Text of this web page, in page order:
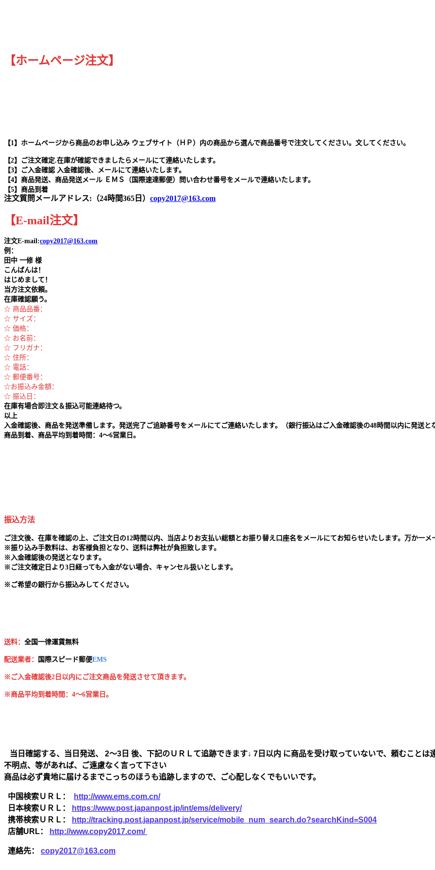
【ホームページ注文】
【1】ホームページから商品のお申し込み ウェブサイト（ＨＰ）内の商品から選んで商品番号で注文してください。文してください。
【2】ご注文確定.在庫が確認できましたらメールにて連絡いたします。
【3】ご入金確認 入金確認後、メールにて連絡いたします。
【4】商品発送、商品発送メール ＥＭＳ（国際速達郵便）問い合わせ番号をメールで連絡いたします。
【5】商品到着
注文質問メールアドレス:（24時間365日） copy2017@163.com
【E-mail注文】
注文E-mail:copy2017@163.com
例：
田中 一修 様
こんばんは！
はじめまして！
当方注文依頼。
在庫確認願う。
☆ 商品品番：
☆ サイズ：
☆ 価格：
☆ お名前：
☆ フリガナ：
☆ 住所：
☆ 電話：
☆ 郵便番号：
☆お振込み金額：
☆ 振込日：
在庫有場合即注文＆振込可能連絡待つ。
以上
入金確認後、商品を発送準備します。発送完了ご追跡番号をメールにてご連絡いたします。（銀行振込はご入金確認後の48時間以内に発送と
商品到着、商品平均到着時間：4～6営業日。
振込方法
ご注文後、在庫を確認の上、ご注文日の12時間以内、当店よりお支払い総額とお振り替え口座名をメールにてお知らせいたします。万か一メ
※振り込み手数料は、お客様負担となり、送料は弊社が負担致します。
※ 入金確認後の発送となります。
※ ご注文確定日より3日経っても入金がない場合、キャンセル扱いとします。
※ ご希望の銀行から振込みしてください。
送料： 全国一律運賃無料
配送業者： 国 際スピード郵便EMS
※ご入金確認後2日以内にご注文商品を発送させて頂きます。
※商品平均到着時間：4～6営業日。
当日確認する、当日発送、 2～3日 後、下記のＵＲＬて追跡できます↓ 7日以内 に商品を受け取っていないで、頼むこと
不明点、等があれば、ご遠慮なく言って下さい
商品は必ず貴地に届けるまでこっちのほうも追跡しますので、ご心配しなくでもいいです。
中国検索ＵＲＬ：
http://www.ems.com.cn/
日本検索ＵＲＬ：
https://www.post.japanpost.jp/int/ems/delivery/
携帯検索ＵＲＬ：
http://tracking.post.japanpost.jp/service/mobile_num_search.do?searchKind=S004
店舗URL：
http://www.copy2017.com/
連絡先： copy2017@163.com